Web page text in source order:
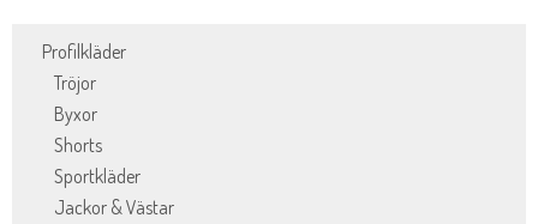
Profilkläder
Tröjor
Byxor
Shorts
Sportkläder
Jackor & Västar